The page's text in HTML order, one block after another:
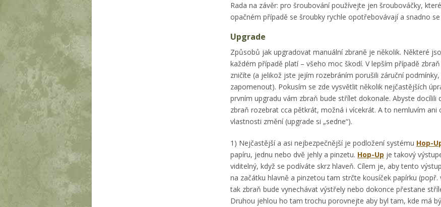
Rada na závěr: pro šroubování používejte jen šroubováčky,
opačném případě se šroubky rychle opotřebovávají a snadno se
Upgrade
Způsobů jak upgradovat manuální zbraně je několik. Některé
každém případě platí – všeho moc škodí. V lepším případě
zničíte (a jelikož jste jejím rozebráním porušili záruční
zapomenout). Pokusím se zde vysvětlit několik nejčastějších
prvním upgradu vám zbraň bude střílet dokonale. Abyste
zbraň rozebrat cca pětkrát, možná i vícekrát. A to nemluvím
vlastnosti změní (upgrade si „sedne“).
1) Nejčastější a asi nejbezpečnější je podložení systému Hop-
papíru, jednu nebo dvě jehly a pinzetu. Hop-Up je takový
viditelný, když se podíváte skrz hlaveň. Cílem je, aby tento
na začátku hlavně a pinzetou tam strčte kousíček papírku
tak zbraň bude vynechávat výstřely nebo dokonce přestane
Druhou jehlou ho tam trochu porovnejte aby byl tam, kde má